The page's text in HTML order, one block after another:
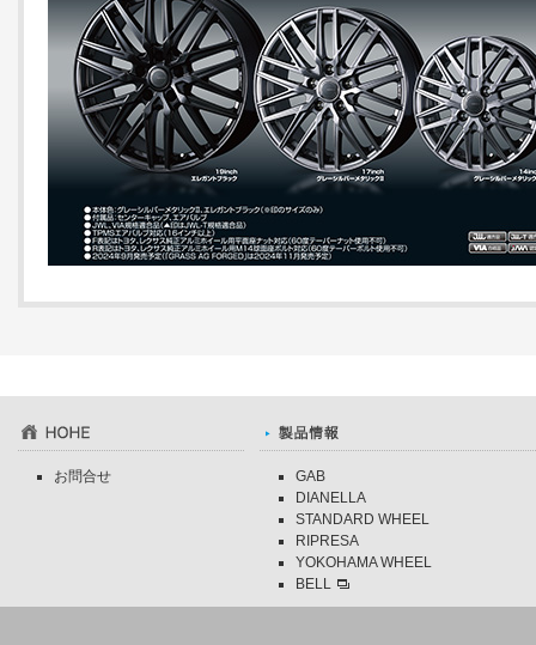
お問合せ
GAB
DIANELLA
STANDARD WHEEL
RIPRESA
YOKOHAMA WHEEL
BELL